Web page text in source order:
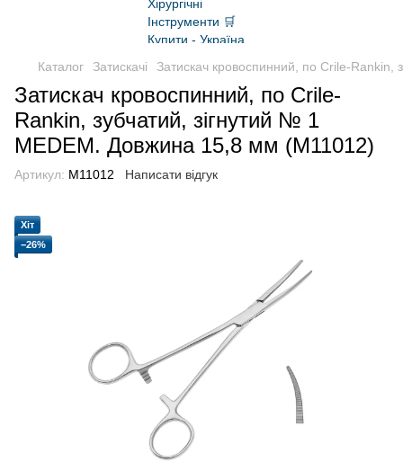
Каталог Затискачі Затискач кровоспинний, по Crile-
Затискач кровоспинний, по Crile-
Rankin, зубчатий, зігнутий № 1
MEDEM. Довжина 15,8 мм (M11012)
Артикул: M11012 Написати відгук
Хіт
−26%